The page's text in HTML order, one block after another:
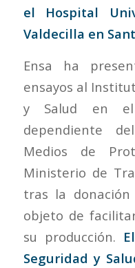
el Hospital
Valdecilla en
Ensa ha
ensayos al
y Salud en el
dependiente
Medios de
Ministerio de
tras la
objeto de
su producción.
Seguridad y